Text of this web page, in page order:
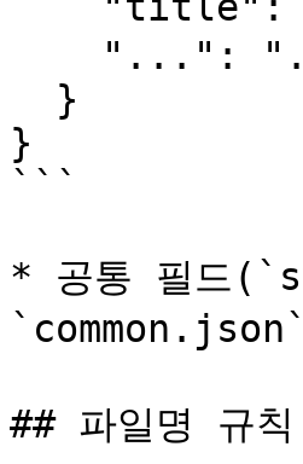
}
```
* 공통 필드
## 파일명 규칙